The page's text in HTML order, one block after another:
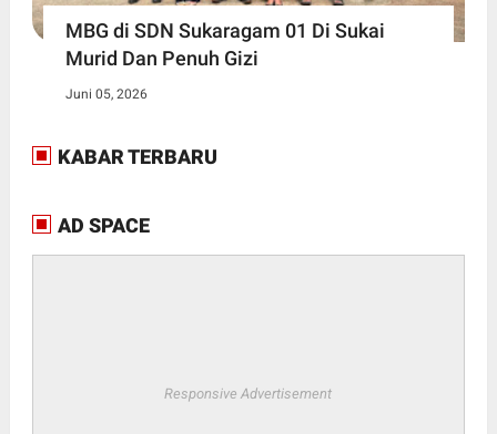
MBG di SDN Sukaragam 01 Di Sukai
Murid Dan Penuh Gizi
Juni 05, 2026
KABAR TERBARU
AD SPACE
Responsive Advertisement